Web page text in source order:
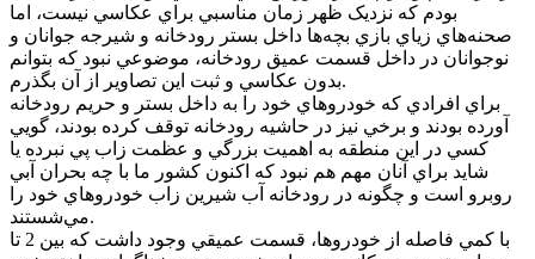
بودم که نزديک ظهر زمان مناسبي براي عکاسي نيست، اما
صحنه‌هاي زياي بازي بچه‌ها داخل بستر رودخانه و شيرجه جوانان و
نوجوانان در داخل قسمت عميق رودخانه، موضوعي نبود که بتوانم
بدون عکاسي و ثبت اين تصاوير از آن بگذرم.
براي افرادي که خودروهاي خود را به داخل بستر و حريم رودخانه
آورده بودند و برخي نيز در حاشيه رودخانه توقف کرده بودند، گويي
کسي در اين منطقه به اهميت بزرگي و عظمت زاب پي نبرده يا
شايد براي آنان مهم هم نبود که اکنون کشور ما با چه بحران آبي
روبرو است و چگونه در رودخانه آب شيرين زاب خودروهاي خود را
مي‌شستند.
با کمي فاصله از خودروها، قسمت عميقي وجود داشت که بين 2 تا